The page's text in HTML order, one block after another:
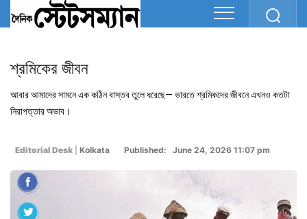
শ্রমিকের জীবন
আবার আমাদের সামনে এক কঠিন বাস্তব তুলে ধরেছে— ভারতে শ্রমিকদের জীবনে এখনও কতটা
নিরাপত্তার অভাব।
Editorial Desk Kolkata Published: June 24, 2026 11:07 pm